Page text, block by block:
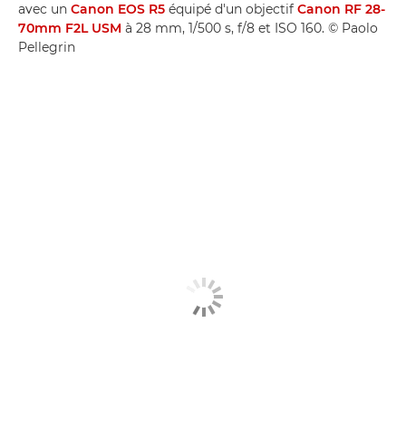
avec un Canon EOS R5 équipé d'un objectif Canon RF 28-
70mm F2L USM à 28 mm, 1/500 s, f/8 et ISO 160. © Paolo
Pellegrin